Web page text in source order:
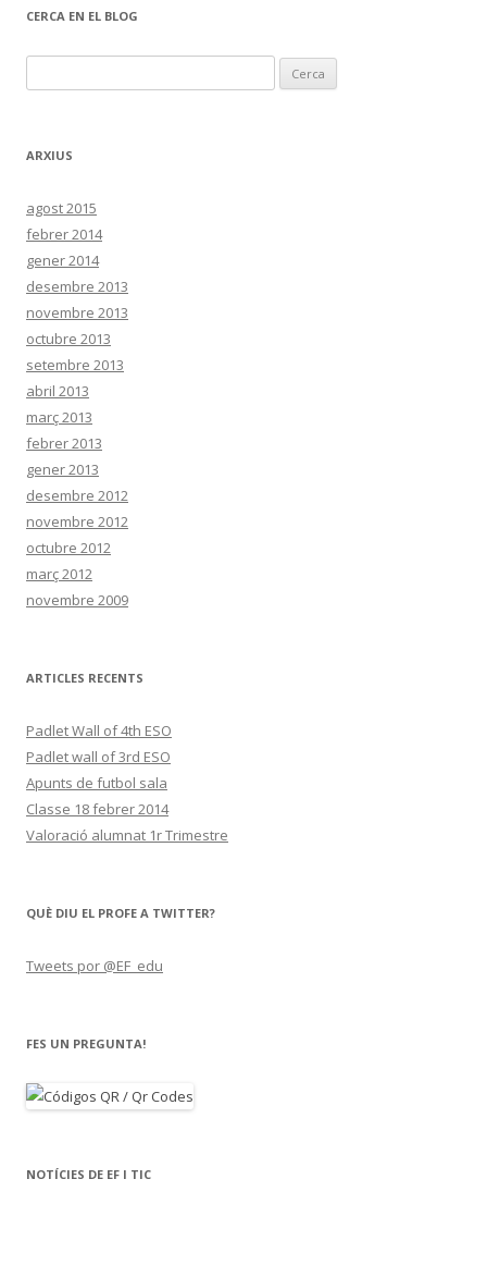
e
r
a
e
i
e
CERCA EN EL BLOG
e
c
ARXIUS
agost 2015
febrer 2014
gener 2014
desembre 2013
novembre 2013
octubre 2013
setembre 2013
abril 2013
març 2013
febrer 2013
gener 2013
desembre 2012
novembre 2012
octubre 2012
març 2012
novembre 2009
ARTICLES RECENTS
Padlet Wall of 4th ESO
Padlet wall of 3rd ESO
Apunts de futbol sala
Classe 18 febrer 2014
Valoració alumnat 1r Trimestre
QUÈ DIU EL PROFE A TWITTER?
Tweets por @EF_edu
FES UN PREGUNTA!
NOTÍCIES DE EF I TIC